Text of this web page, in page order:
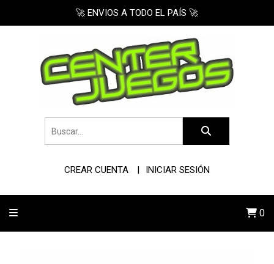
🚀 ENVIOS A TODO EL PAÍS 🚀
CREAR CUENTA INICIAR SESIÓN
0